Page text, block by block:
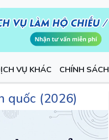
VỤ KHÁC CHÍNH SÁCH
quốc (2026)